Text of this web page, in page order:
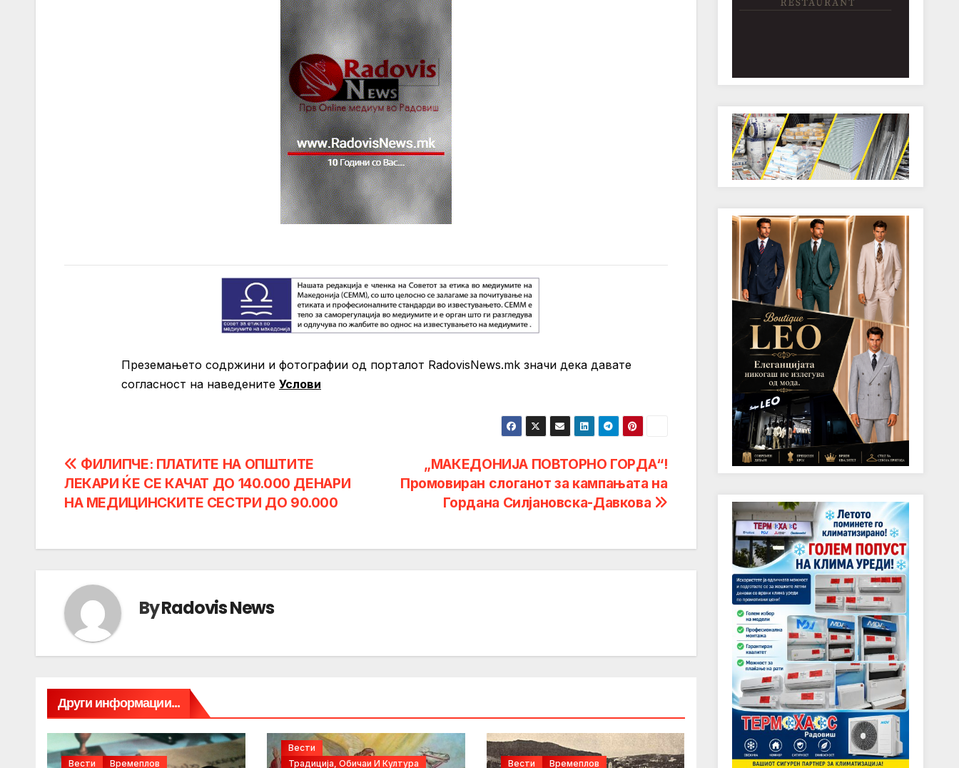
Преземањето содржини и фотографии од порталот RadovisNews.mk значи дека давате
согласност на нaведените Услови
Post
navigation
„МАКЕДОНИЈА ПОВТОРНО ГОРДА“!
Промовиран слоганот за кампањата на
Гордана Силјановска-Давкова
ФИЛИПЧЕ: ПЛАТИТЕ НА ОПШТИТЕ
ЛЕКАРИ ЌЕ СЕ КАЧАТ ДО 140.000 ДЕНАРИ
НА МЕДИЦИНСКИТЕ СЕСТРИ ДО 90.000
ByRadovis News
Други информации...
Вести Времеплов
Вести
Традиција, Обичаи И Култура
Вести Времеплов